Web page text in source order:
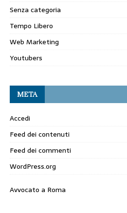
Senza categoria
Tempo Libero
Web Marketing
Youtubers
META
Accedi
Feed dei contenuti
Feed dei commenti
WordPress.org
Avvocato a Roma